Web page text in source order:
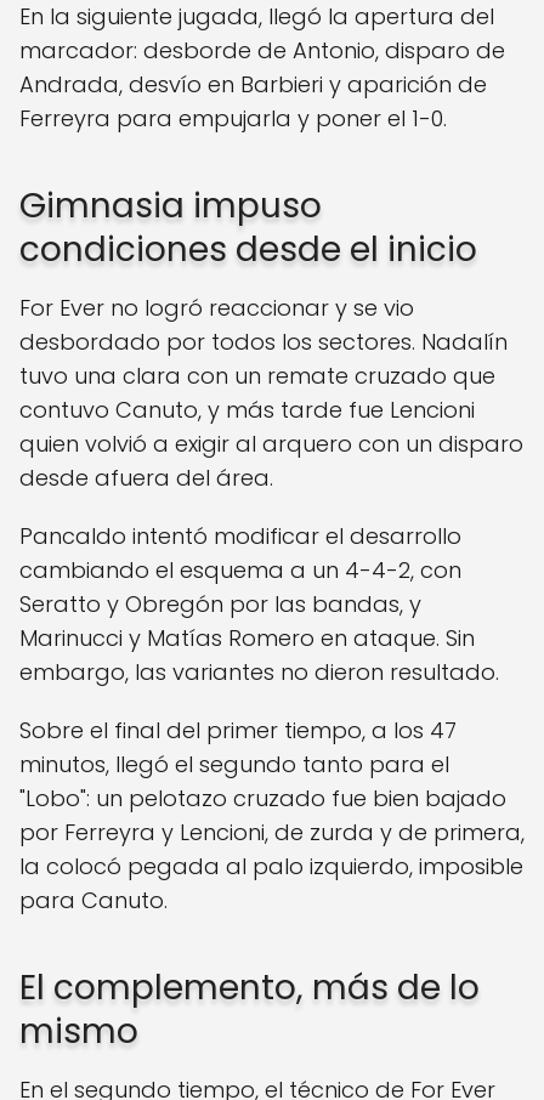
En la siguiente jugada, llegó la apertura del
marcador: desborde de Antonio, disparo de
Andrada, desvío en Barbieri y aparición de
Ferreyra para empujarla y poner el 1-0.
Gimnasia impuso
condiciones desde el inicio
For Ever no logró reaccionar y se vio
desbordado por todos los sectores. Nadalín
tuvo una clara con un remate cruzado que
contuvo Canuto, y más tarde fue Lencioni
quien volvió a exigir al arquero con un disparo
desde afuera del área.
Pancaldo intentó modificar el desarrollo
cambiando el esquema a un 4-4-2, con
Seratto y Obregón por las bandas, y
Marinucci y Matías Romero en ataque. Sin
embargo, las variantes no dieron resultado.
Sobre el final del primer tiempo, a los 47
minutos, llegó el segundo tanto para el
"Lobo": un pelotazo cruzado fue bien bajado
por Ferreyra y Lencioni, de zurda y de primera,
la colocó pegada al palo izquierdo, imposible
para Canuto.
El complemento, más de lo
mismo
En el segundo tiempo, el técnico de For Ever